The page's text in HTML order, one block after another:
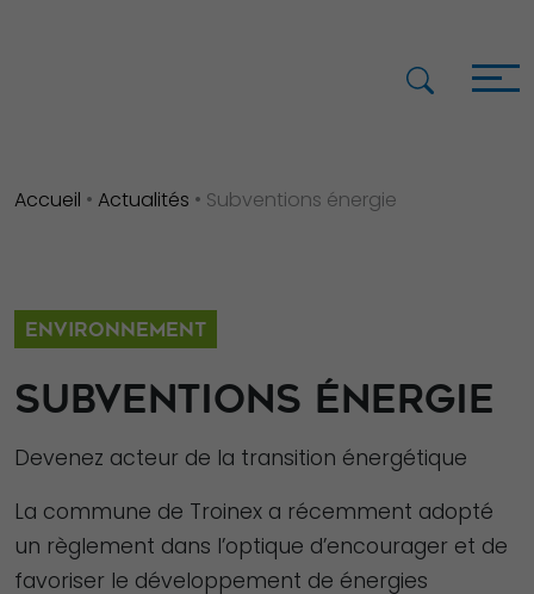
Accueil • Actualités • Subventions énergie
ENVIRONNEMENT
SUBVENTIONS ÉNERGIE
Devenez acteur de la transition énergétique
La commune de Troinex a récemment adopté
un règlement dans l’optique d’encourager et de
favoriser le développement de énergies